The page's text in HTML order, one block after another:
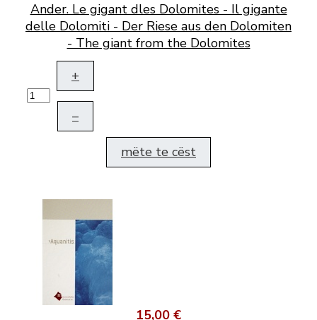
Ander. Le gigant dles Dolomites - Il gigante
delle Dolomiti - Der Riese aus den Dolomiten
- The giant from the Dolomites
+
–
mëte te cëst
15,00 €